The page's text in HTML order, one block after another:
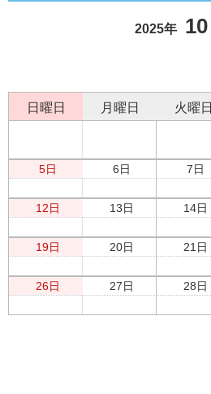
2025年 10
日曜日 月曜日 火曜日
5日 6日 7日
12日 13日 14日
19日 20日 21日
26日 27日 28日